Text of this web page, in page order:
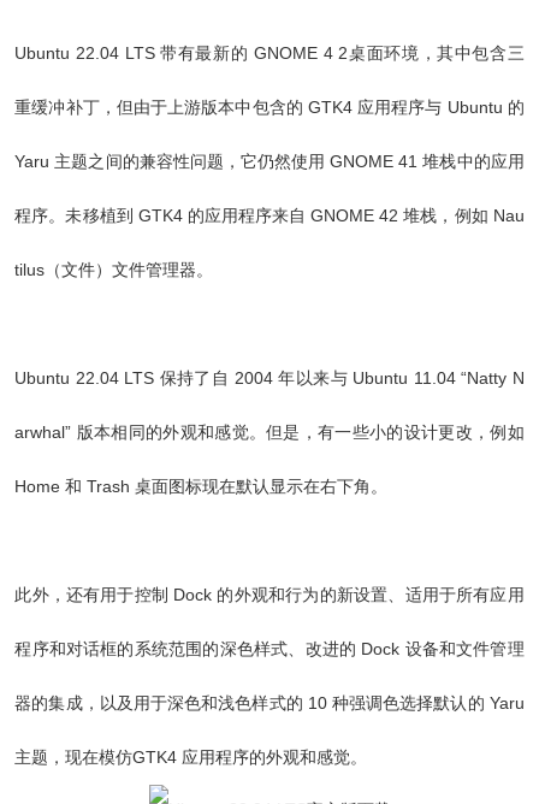
Ubuntu 22.04 LTS 带有最新的 GNOME 4 2桌面环境，其中包含三
重缓冲补丁，但由于上游版本中包含的 GTK4 应用程序与 Ubuntu 的
Yaru 主题之间的兼容性问题，它仍然使用 GNOME 41 堆栈中的应用
程序。未移植到 GTK4 的应用程序来自 GNOME 42 堆栈，例如 Nau
tilus（文件）文件管理器。
Ubuntu 22.04 LTS 保持了自 2004 年以来与 Ubuntu 11.04 “Natty N
arwhal” 版本相同的外观和感觉。但是，有一些小的设计更改，例如
Home 和 Trash 桌面图标现在默认显示在右下角。
此外，还有用于控制 Dock 的外观和行为的新设置、适用于所有应用
程序和对话框的系统范围的深色样式、改进的 Dock 设备和文件管理
器的集成，以及用于深色和浅色样式的 10 种强调色选择默认的 Yaru
主题，现在模仿GTK4 应用程序的外观和感觉。